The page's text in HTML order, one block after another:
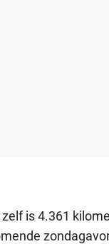
is 4.361